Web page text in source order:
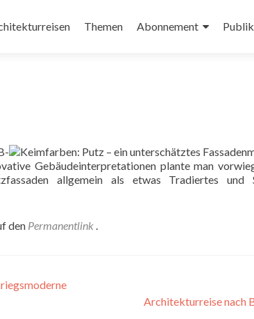
Themen Abonnement
Gebäudeinterpretationen plante man
allgemein als etwas Tradiertes und
den Permanentlink .
Architekturreise nach